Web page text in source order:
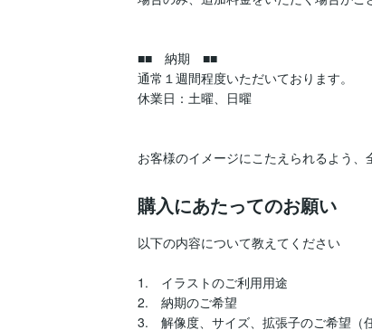
■■　納期　■■
通常１週間程度いただいております。
休業日：土曜、日曜
お客様のイメージにこたえられるよう
購入にあたってのお願い
以下の内容について教えてください
1.　イラストのご利用用途
2.　納期のご希望
3.　解像度、サイズ、拡張子のご希望（